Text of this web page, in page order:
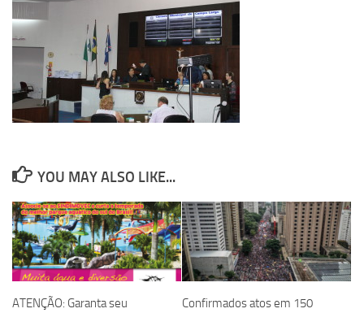
YOU MAY ALSO LIKE...
ATENÇÃO: Garanta seu
Confirmados atos em 150